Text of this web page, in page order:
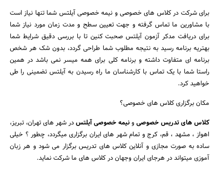
برای شرکت در کلاس های خصوصی و نیمه خصوصی آیلتس شما تنها نیاز است
با مشاورین ما تماس گرفته و جهت تعیین سطح و مدت زمان مورد نیاز شما
برای دریافت مدکر آزمون آیلتس صحبت کنین تا با بررسی دقیق شرایط شما
بهتریه برنامه رسید به نتیجه مطلوب شما طراحی گردد، بدون شک هر شخص
برنامه ای متفاوت داشته و برنامه کلی برای همه میسر نمی باشد در همین
راستا شما با یک تماس با کارشناسان ما راه رسیدن به آیلتس تضمینی را طی
خواهید کرد.
مکان برگزاری کلاس های خصوصی؟
کلاس های تدریس خصوصیونیمه خصوصی آیلتسدر شهر های تهران، تبریز،
اهواز ، مشهد ، قم، کرج و تمام شهر های ایران برگزاری میگردد، چطور ؟ خیلی
ساده به صورت مجازی و آنلاین کلاس های تدریس برگزار می شود و هر زبان
آموزی میتواند در هرجای ایران وجهان در کلاس های ما شرکت نماید.